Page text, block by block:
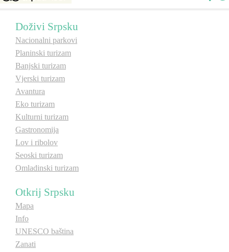
Doživi Srpsku
Nacionalni parkovi
Planinski turizam
Banjski turizam
Vjerski turizam
Avantura
Eko turizam
Kulturni turizam
Gastronomija
Lov i ribolov
Seoski turizam
Omladinski turizam
Otkrij Srpsku
Mapa
Info
UNESCO baština
Zanati